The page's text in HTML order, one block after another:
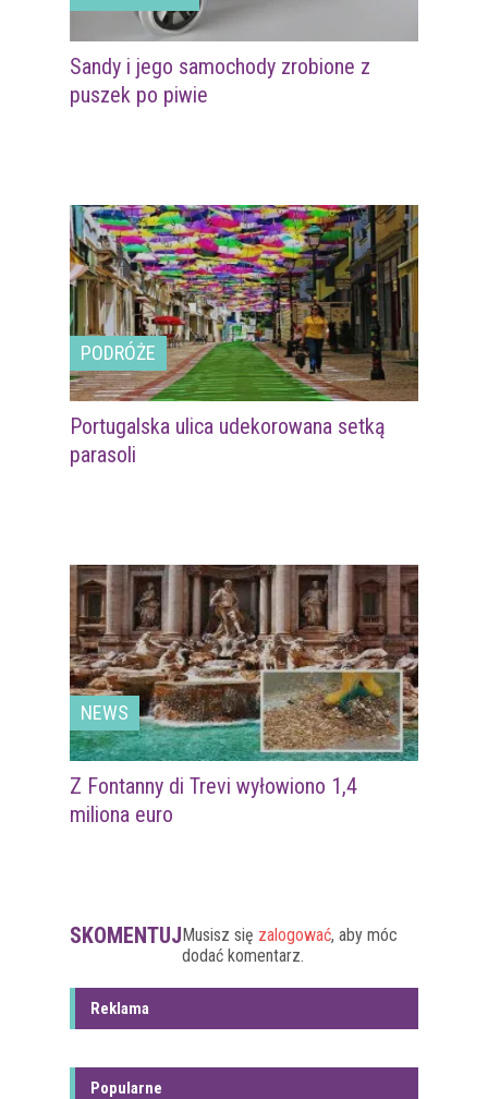
Sandy i jego samochody zrobione z
puszek po piwie
PODRÓŻE
Portugalska ulica udekorowana setką
parasoli
NEWS
Z Fontanny di Trevi wyłowiono 1,4
miliona euro
SKOMENTUJMusisz się zalogować, aby móc
dodać komentarz.
Reklama
Popularne